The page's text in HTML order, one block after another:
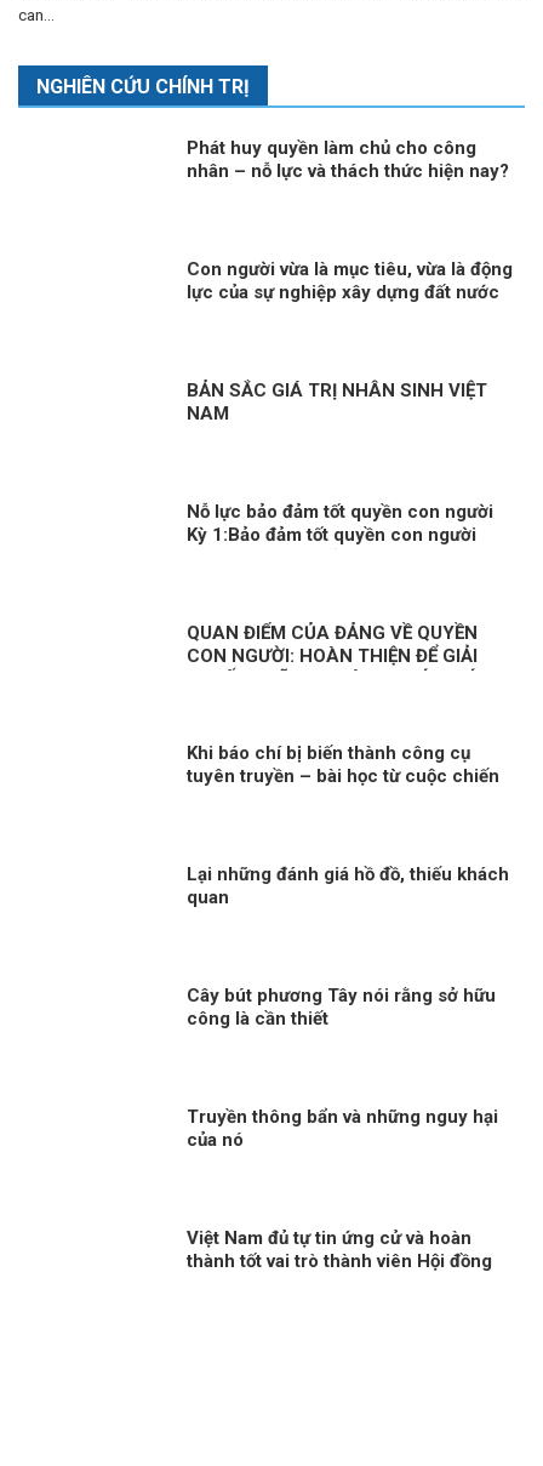
can...
NGHIÊN CỨU CHÍNH TRỊ
Phát huy quyền làm chủ cho công
nhân – nỗ lực và thách thức hiện nay?
Con người vừa là mục tiêu, vừa là động
lực của sự nghiệp xây dựng đất nước
BẢN SẮC GIÁ TRỊ NHÂN SINH VIỆT
NAM
Nỗ lực bảo đảm tốt quyền con người
Kỳ 1:Bảo đảm tốt quyền con người
QUAN ĐIỂM CỦA ĐẢNG VỀ QUYỀN
CON NGƯỜI: HOÀN THIỆN ĐỂ GIẢI
Khi báo chí bị biến thành công cụ
tuyên truyền – bài học từ cuộc chiến
Lại những đánh giá hồ đồ, thiếu khách
quan
Cây bút phương Tây nói rằng sở hữu
công là cần thiết
Truyền thông bẩn và những nguy hại
của nó
Việt Nam đủ tự tin ứng cử và hoàn
thành tốt vai trò thành viên Hội đồng